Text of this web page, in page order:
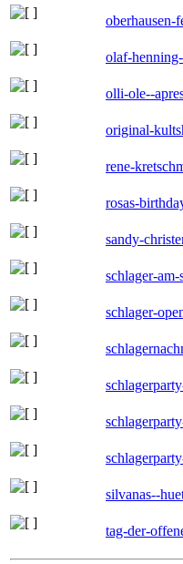
oberhausen-
olaf-
olli-ole--
original-
rene-
rosas-
sandy-
schlager-
schlager-
silvanas--
tag-der-